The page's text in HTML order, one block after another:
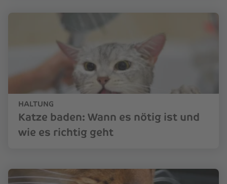
HALTUNG
Katze baden: Wann es nötig ist und
wie es richtig geht